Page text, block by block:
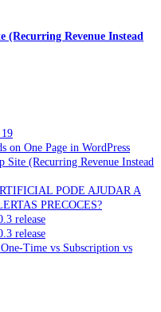
(Recurring Revenue Instead
on One Page in WordPress
Site (Recurring Revenue Instead
PODE AJUDAR A
PRECOCES?
release
release
Time vs Subscription vs